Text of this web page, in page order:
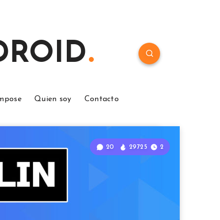
Quien soy Contacto
20 29725 2